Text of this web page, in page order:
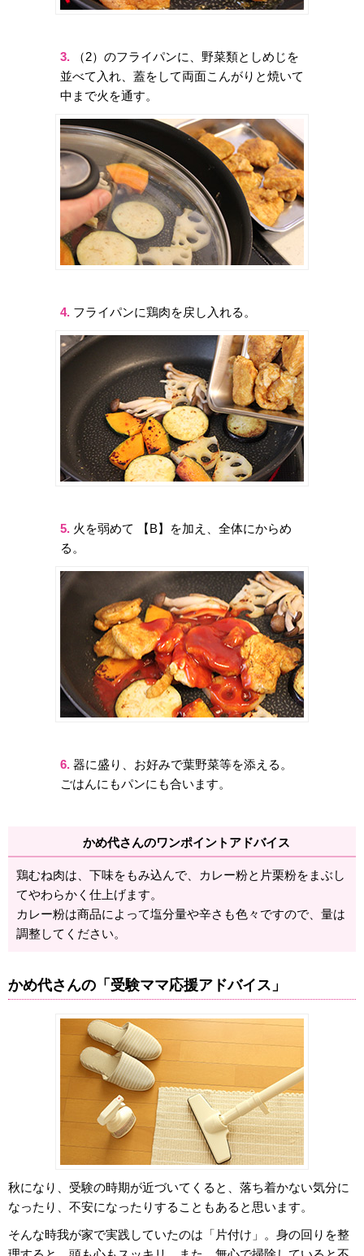
3. （2）のフライパンに、野菜類としめじを
並べて入れ、蓋をして両面こんがりと焼いて
中まで火を通す。
4. フライパンに鶏肉を戻し入れる。
5. 火を弱めて 【B】を加え、全体にからめ
る。
6. 器に盛り、お好みで葉野菜等を添える。
ごはんにもパンにも合います。
かめ代さんのワンポイントアドバイス
鶏むね肉は、下味をもみ込んで、カレー粉と片栗粉をまぶし
てやわらかく仕上げます。
カレー粉は商品によって塩分量や辛さも色々ですので、量は
調整してください。
かめ代さんの「受験ママ応援アドバイス」
秋になり、受験の時期が近づいてくると、落ち着かない気分に
なったり、不安になったりすることもあると思います。
そんな時我が家で実践していたのは「片付け」。身の回りを整